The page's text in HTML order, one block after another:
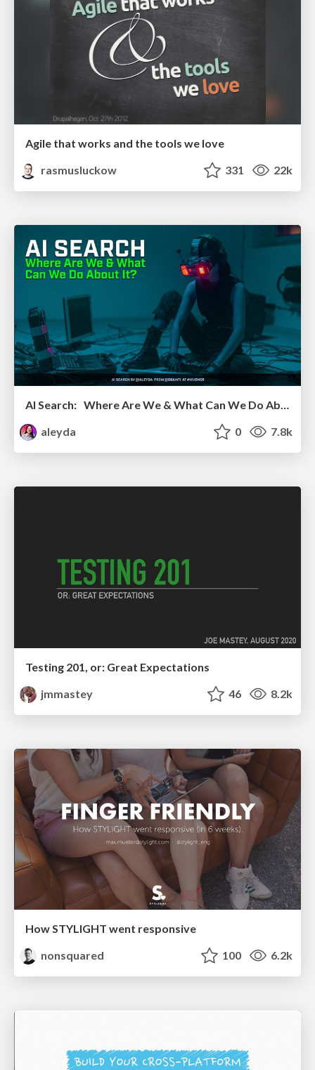
Agile that works and the tools we love
rasmusluckow
331 22k
AI Search: Where Are We & What Can We Do About It?
aleyda
0 7.8k
Testing 201, or: Great Expectations
jmmastey
46 8.2k
How STYLIGHT went responsive
nonsquared
100 6.2k